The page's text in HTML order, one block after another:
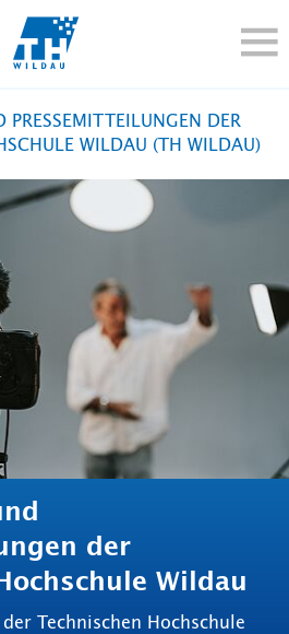
TH-
Moodle
PRESSEMITTEILUNGEN DER
WILDAU (TH WILDAU)
der
Wildau
Technischen Hochschule